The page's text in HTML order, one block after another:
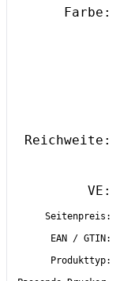
Farbe:
Reichweite:
VE:
Seitenpreis:
EAN / GTIN:
Produkttyp: